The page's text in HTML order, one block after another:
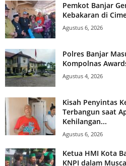
Pemkot Banjar
Kebakaran di
Agustus 6, 2026
Polres Banjar
Kompolnas
Agustus 4, 2026
Kisah Penyintas
Terbangun saat
Kehilangan...
Agustus 6, 2026
Ketua HMI Kota
KNPI dalam